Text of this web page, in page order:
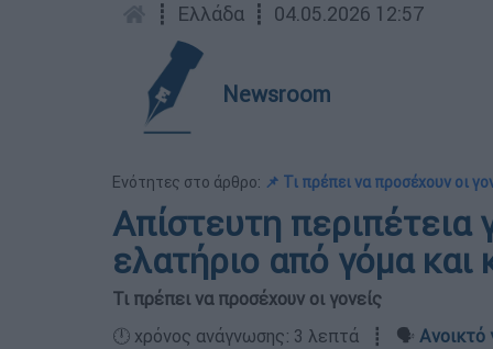
┋ Ελλάδα ┋ 04.05.2026 12:57
Newsroom
Ενότητες στο άρθρο: 📌 Τι πρέπει να προσέχουν οι
Απίστευτη περιπέτεια
ελατήριο από γόμα
Τι πρέπει να προσέχουν οι γονείς
🕛 χρόνος ανάγνωσης: 3 λεπτά ┋ 🗣️ Ανοικτό